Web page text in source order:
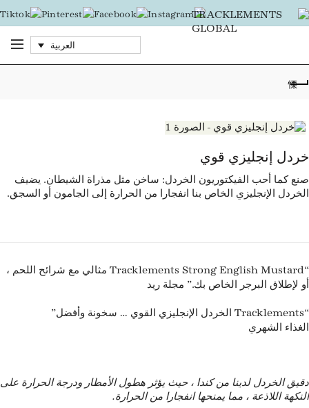
العربية
خردل إنجليزي قوي
صنع كما أحب الفيكتوريون الخردل: ساخن مثل مذراة الشيطان. يضيف
الخردل الإنجليزي الخاص بنا انفجارا من الحرارة إلى الجامون أو السجق.
“Tracklements Strong English Mustard مثالي مع شرائح اللحم ،
أو لإطلاق البرجر الخاص بك.” مجلة ريد
“Tracklements الخردل الإنجليزي القوي … سخونة وأفضل”
الغذاء الشهري
دقيق الخردل لدينا من كندا ، حيث يؤثر هطول الأمطار ودرجة الحرارة على
النكهة اللاذعة ، مما يمنحها انفجارا من الحرارة.